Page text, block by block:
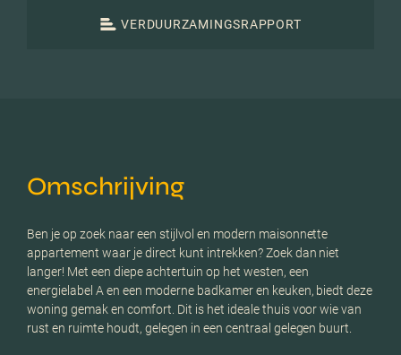
VERDUURZAMINGSRAPPORT
Omschrijving
Ben je op zoek naar een stijlvol en modern maisonnette
appartement waar je direct kunt intrekken? Zoek dan niet
langer! Met een diepe achtertuin op het westen, een
energielabel A en een moderne badkamer en keuken, biedt deze
woning gemak en comfort. Dit is het ideale thuis voor wie van
rust en ruimte houdt, gelegen in een centraal gelegen buurt.